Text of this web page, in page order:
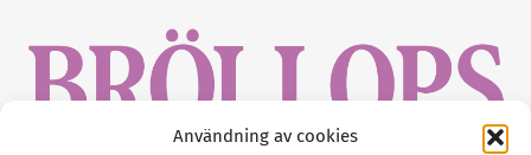
Användning av cookies